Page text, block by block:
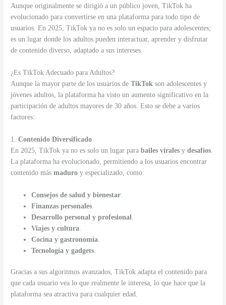
Aunque originalmente se dirigió a un público joven, TikTok ha
evolucionado para convertirse en una plataforma para todo tipo de
usuarios. En 2025, TikTok ya no es solo un espacio para adolescentes;
es un lugar donde los adultos pueden interactuar, aprender y disfrutar
de contenido diverso, adaptado a sus intereses.
¿Es TikTok Adecuado para Adultos?
Aunque la mayor parte de los usuarios deTikTok son adolescentes y
jóvenes adultos, la plataforma ha visto un aumento significativo en la
participación de adultos mayores de 30 años. Esto se debe a varios
factores:
1.Contenido Diversificado
En 2025, TikTok ya no es solo un lugar parabailes virales ydesafíos
La plataforma ha evolucionado, permitiendo a los usuarios encontrar
contenido másmaduro y especializado, como:
Consejos de salud y bienestar
Finanzas personales
Desarrollo personal y profesional
Viajes y cultura
Cocina y gastronomía
Tecnología y gadgets
Gracias a sus algoritmos avanzados, TikTok adapta el contenido para
que cada usuario vea lo que realmente le interesa, lo que hace que la
plataforma sea atractiva para cualquier edad.